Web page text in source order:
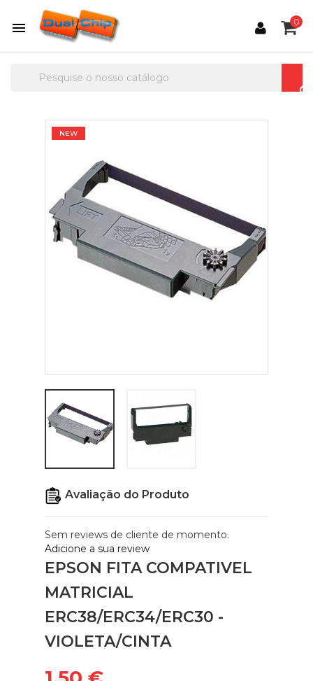
 0
NEW
Avaliação do Produto
Sem reviews de cliente de momento.
Adicione a sua review
EPSON FITA COMPATIVEL
MATRICIAL
ERC38/ERC34/ERC30 -
VIOLETA/CINTA